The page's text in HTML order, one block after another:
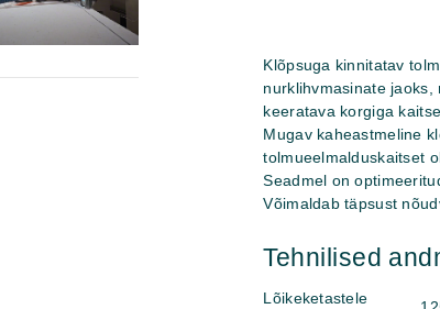
Klõpsuga kinnitatav
nurklihvmasinate jaoks,
keeratava korgiga kaitse
Mugav kaheastmeline
tolmueelmalduskaitset
Seadmel on
Võimaldab täpsust
Tehnilised
Lõikeketastele